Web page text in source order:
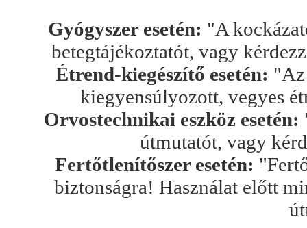
Gyógyszer esetén: "A
betegtájékoztatót, vagy
Étrend-kiegészítő esetén: "Az
kiegyensúlyozott, vegyes
Orvostechnikai eszköz esetén:
útmutatót, vagy
Fertőtlenítőszer esetén:
biztonságra! Használat előtt